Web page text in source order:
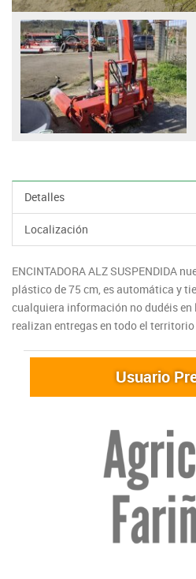
Detalles
Localización
ENCINTADORA ALZ SUSPENDIDA
plástico de 75 cm, es automática y
cualquiera información no dudéis
realizan entregas en todo el
Usuario